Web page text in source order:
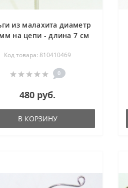
из малахита диаметр
на цепи - длина 7 см
Код товара: 810410469
0
480 руб.
В КОРЗИНУ